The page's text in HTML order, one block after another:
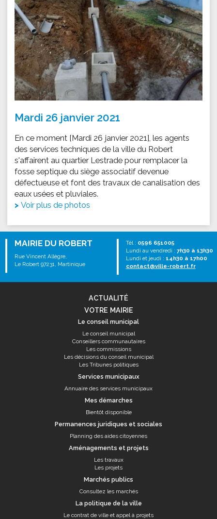
Mardi 26 janvier 2021
En ce moment [Mardi 26 janvier 2021], les agents
des services techniques de la ville du Robert
s'affairent au quartier Lestrade pour remplacer la
fosse septique du siège associatif devenue
défectueuse et font des travaux de canalisation des
eaux usées et pluviales.
Voir plus de photos
MAIRIE DU ROBERT
Rue Vincent Allègre,
Le Robert 97231, Martinique
Tél : 0596 651005
Lundi au vendredi : 7h30 à 13h30
Lundi et jeudi : 14h30 à 17h00
contact@ville-robert.fr
ACTUALITÉ
VOTRE MAIRIE
Le conseil municipal
Le conseil municipal
Conseillers communautaires
Les commissions
Les décisions du conseil municipal
Les Tribunes politiques
Services municipaux
Annuaire des services municipaux
Mes démarches
Bientôt disponible
Permanences juridiques et sociales
Planning des aides citoyennes
Aménagements et projets
Les travaux
Les projets
Marchés publics
Consultez les marchés
La politique de la ville
Le contrat de ville et appel à projets